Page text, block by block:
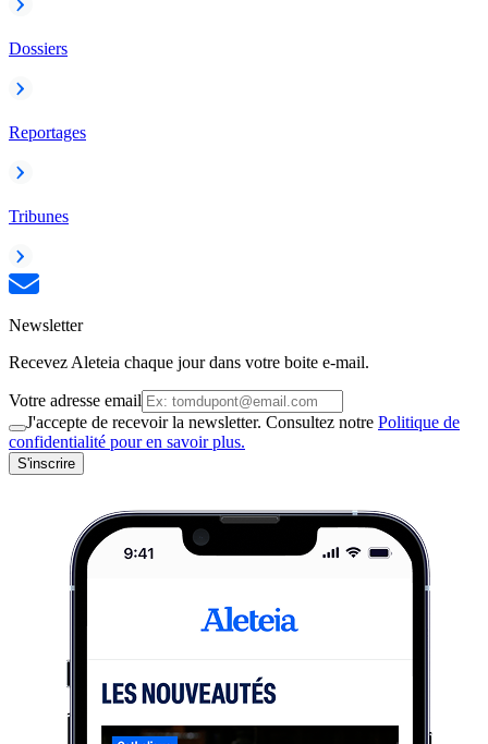
Dossiers
Reportages
Tribunes
Newsletter
Recevez Aleteia chaque jour dans votre boite e-mail.
Votre adresse email
J'accepte de recevoir la newsletter. Consultez notre Politique de
confidentialité pour en savoir plus.
S'inscrire